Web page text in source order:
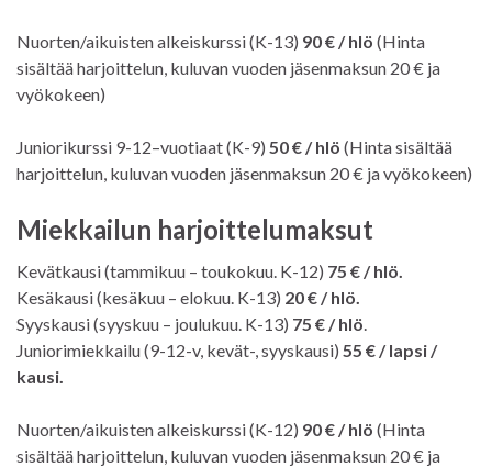
Nuorten/aikuisten alkeiskurssi (K-13) 90 € / hlö (Hinta
sisältää harjoittelun, kuluvan vuoden jäsenmaksun 20 € ja
vyökokeen)
Juniorikurssi 9-12–vuotiaat (K-9) 50 € / hlö (Hinta sisältää
harjoittelun, kuluvan vuoden jäsenmaksun 20 € ja vyökokeen)
Miekkailun harjoittelumaksut
Kevätkausi (tammikuu – toukokuu. K-12) 75 € / hlö.
Kesäkausi (kesäkuu – elokuu. K-13) 20 € / hlö.
Syyskausi (syyskuu – joulukuu. K-13) 75 € / hlö
Juniorimiekkailu (9-12-v, kevät-, syyskausi) 55 € / lapsi /
kausi.
Nuorten/aikuisten alkeiskurssi (K-12) 90 € / hlö (Hinta
sisältää harjoittelun, kuluvan vuoden jäsenmaksun 20 € ja